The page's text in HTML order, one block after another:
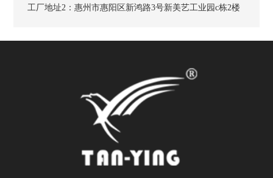
工厂地址2： 惠州市惠阳区新鸿路3号新美艺工业园c栋2楼